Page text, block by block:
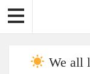
We all